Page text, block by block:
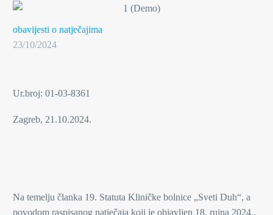
obavijesti o natječajima
23/10/2024
Ur.broj: 01-03-8361
Zagreb, 21.10.2024.
Na temelju članka 19. Statuta Kliničke bolnice „Sveti Duh“, a
povodom raspisanog natječaja koji je objavljen 18. rujna 2024.,